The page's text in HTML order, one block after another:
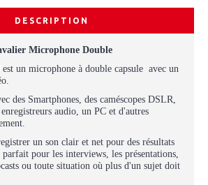
DESCRIPTION
Microphone Double
un microphone à double capsule avec un
des Smartphones, des caméscopes DSLR,
enregistreurs audio, un PC et d'autres
un son clair et net pour des résultats
pour les interviews, les présentations,
ou toute situation où plus d'un sujet doit